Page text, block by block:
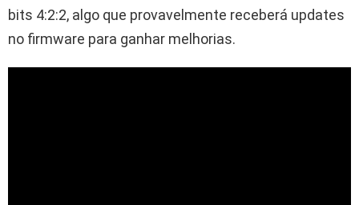
bits 4:2:2, algo que provavelmente receberá updates
no firmware para ganhar melhorias.